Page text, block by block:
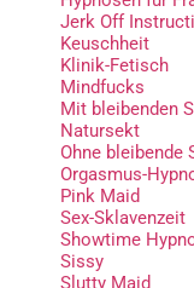
Jerk Off
Keuschheit
Klinik-Fetisch
Mindfucks
Mit bleibenden
Natursekt
Ohne bleibende
Orgasmus-
Pink Maid
Sex-Sklavenzeit
Showtime
Sissy
Slutty Maid